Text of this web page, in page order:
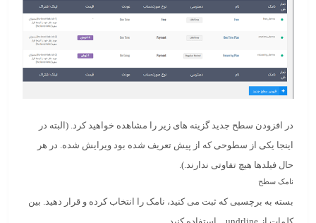
در افزودن سطح جدید گزینه های زیر را مشاهده خواهید کرد. (البته در
اینجا یکی از سطوحی که از پیش تعریف شده بود ویرایش شده. در هر
حال فیلدها هیچ تفاوتی ندارند.).
نامک سطح
بسته به برچسبی که ثبت می کنید، نامک را انتخاب کرده و قرار دهید. بین